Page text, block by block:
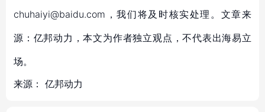
chuhaiyi@baidu.com，我们将及时核实处理。文章来
源：亿邦动力，本文为作者独立观点，不代表出海易立
场。
来源： 亿邦动力